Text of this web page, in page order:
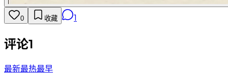
0 收藏 1
评论1
最新最热最早